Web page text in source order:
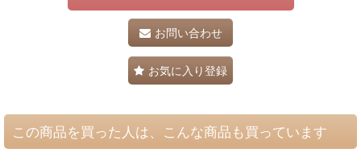
お問い合わせ
お気に入り登録
この商品を買った人は、こんな商品も買っています